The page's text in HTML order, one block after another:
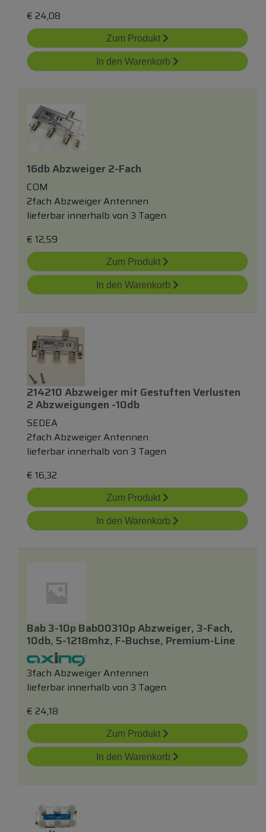
€ 24,08
Zum Produkt
In den Warenkorb
16db Abzweiger 2-Fach
COM
2fach Abzweiger Antennen
lieferbar innerhalb von 3 Tagen
€ 12,59
Zum Produkt
In den Warenkorb
214210 Abzweigermit Gestuften Verlusten
2 Abzweigungen -10db
SEDEA
2fach Abzweiger Antennen
lieferbar innerhalb von 3 Tagen
€ 16,32
Zum Produkt
In den Warenkorb
Bab 3-10p Bab00310p Abzweiger, 3-Fach,
10db, 5-1218mhz, F-Buchse, Premium-Line
3fach Abzweiger Antennen
lieferbar innerhalb von 3 Tagen
€ 24,18
Zum Produkt
In den Warenkorb